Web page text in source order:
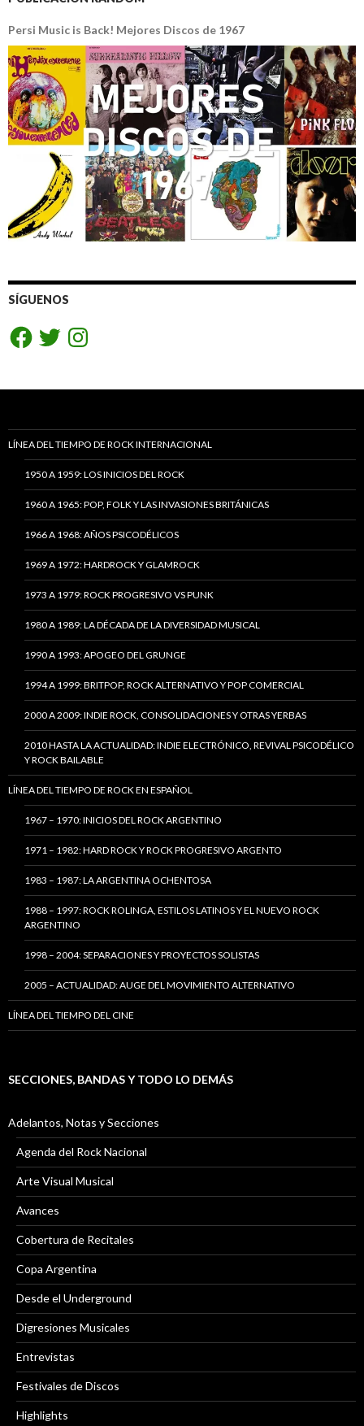
Persi Music is Back! Mejores Discos de 1967
SÍGUENOS
FacebookTwitterInstagram
LÍNEA DEL TIEMPO DE ROCK INTERNACIONAL
1950 A 1959: LOS INICIOS DEL ROCK
1960 A 1965: POP, FOLK Y LAS INVASIONES BRITÁNICAS
1966 A 1968: AÑOS PSICODÉLICOS
1969 A 1972: HARDROCK Y GLAMROCK
1973 A 1979: ROCK PROGRESIVO VS PUNK
1980 A 1989: LA DÉCADA DE LA DIVERSIDAD MUSICAL
1990 A 1993: APOGEO DEL GRUNGE
1994 A 1999: BRITPOP, ROCK ALTERNATIVO Y POP COMERCIAL
2000 A 2009: INDIE ROCK, CONSOLIDACIONES Y OTRAS YERBAS
2010 HASTA LA ACTUALIDAD: INDIE ELECTRÓNICO, REVIVAL PSICODÉLICO
Y ROCK BAILABLE
LÍNEA DEL TIEMPO DE ROCK EN ESPAÑOL
1967 – 1970: INICIOS DEL ROCK ARGENTINO
1971 – 1982: HARD ROCK Y ROCK PROGRESIVO ARGENTO
1983 – 1987: LA ARGENTINA OCHENTOSA
1988 – 1997: ROCK ROLINGA, ESTILOS LATINOS Y EL NUEVO ROCK
ARGENTINO
1998 – 2004: SEPARACIONES Y PROYECTOS SOLISTAS
2005 – ACTUALIDAD: AUGE DEL MOVIMIENTO ALTERNATIVO
LÍNEA DEL TIEMPO DEL CINE
SECCIONES, BANDAS Y TODO LO DEMÁS
Adelantos, Notas y Secciones
Agenda del Rock Nacional
Arte Visual Musical
Avances
Cobertura de Recitales
Copa Argentina
Desde el Underground
Digresiones Musicales
Entrevistas
Festivales de Discos
Highlights